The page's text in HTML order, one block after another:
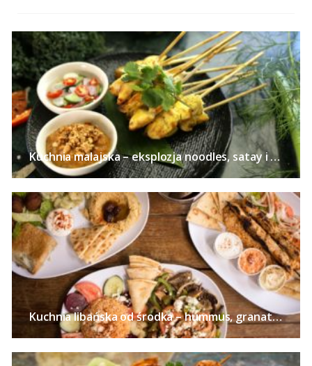
Kuchnia malajska – eksplozja noodles, satay i curry
Kuchnia libańska od środka – hummus, granaty, zatar i kardamon